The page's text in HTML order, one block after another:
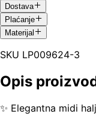
Dostava
Plaćanje
Materijal
SKU LP009624-3
Opis
✨ Elegantna midi